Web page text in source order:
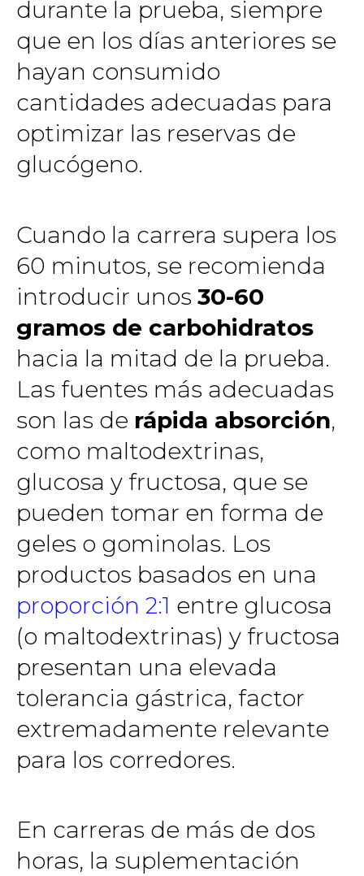
durante la prueba, siempre
que en los días anteriores se
hayan consumido
cantidades adecuadas para
optimizar las reservas de
glucógeno.
Cuando la carrera supera los
60 minutos, se recomienda
introducir unos 30-60
gramos de carbohidratos
hacia la mitad de la prueba.
Las fuentes más adecuadas
son las de rápida absorción,
como maltodextrinas,
glucosa y fructosa, que se
pueden tomar en forma de
geles o gominolas. Los
productos basados en una
proporción 2:1 entre glucosa
(o maltodextrinas) y fructosa
presentan una elevada
tolerancia gástrica, factor
extremadamente relevante
para los corredores.
En carreras de más de dos
horas, la suplementación